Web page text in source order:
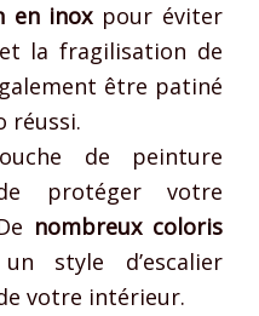
en inoxpour éviter
la fragilisation de
être patiné
réussi.
de peinture
protéger votre
nombreux coloris
style d’escalier
votre intérieur.